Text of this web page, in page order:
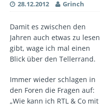
28.12.2012 Grinch
Damit es zwischen den
Jahren auch etwas zu lesen
gibt, wage ich mal einen
Blick über den Tellerrand.
Immer wieder schlagen in
den Foren die Fragen auf:
„Wie kann ich RTL & Co mit